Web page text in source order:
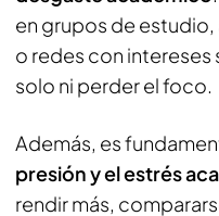
en grupos de
o redes con intereses
solo ni perder el foco.
Además, es
presión y el estrés
rendir más,